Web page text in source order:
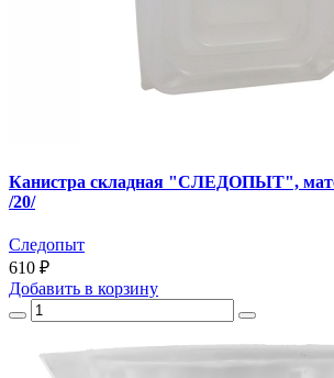
Канистра складная "СЛЕДОПЫТ",
/20/
Следопыт
610 ₽
Добавить в корзину